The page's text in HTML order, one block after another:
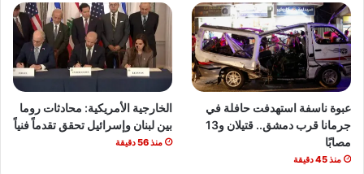
عبوة ناسفة استهدفت حافلة في
جرمانا قرب دمشق.. قتيلان و13
مصابًا
منذ 45 دقيقة
الخارجية الأمريكية: محادثات روما
بين لبنان وإسرائيل تحقق تقدماً فنياً
منذ 56 دقيقة